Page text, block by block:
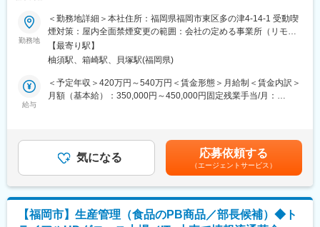
■同社の強み：
◎シュラフ(寝袋)やダウンジャケット、アパレル等の企画/生産/販
売を行う、国内有数のダウンメーカー。 創業80年以上の歴史を誇
る老舗です。
まで、常に最良のモノづくりのために尽力しています。
独自設計の専門機器や優れた技術を持つ「河田フェザー株式会
た設計を用いて、工場で丁寧に縫製しています。
◎近年では、環境に配慮した取り組みとして、お客様の羽毛布団
を他のNANGA製品に仕立て直す「RE: ACT」にも力を入れていま
す。
当社は、「バングラデシュの児童労働をなくすために」アパレル
事業を始めました。
オーガニックコットンのベビー服ブランド「Haruulala organic」
などオリジナルブランドの展開を主軸に、100着からの小ロット
生産が可能なOEM生産事業なども展開しています。
創設背景：『貧困の連鎖を、今、私たちの世代で終わらせよ
当社バングラデシュ工場にて現地生産責任者として、生産効率の
最適化、品質基準の維持向上、適正な在庫管理を主導いただきま
す。現地工場の生産責任者として、「日本品質を担保しながら、
す。
勤務地
＜勤務地詳細＞本社住所：福岡県福岡市東区多の津4-14-1 受動喫
煙対策：屋内全面禁煙変更の範囲：会社の定める事業所（リモー
トワーク含む）
【最寄り駅】
柚須駅、箱崎駅、貝塚駅(福岡県)
給与
＜予定年収＞420万円～540万円＜賃金形態＞月給制＜賃金内訳＞
月額（基本給）：350,000円～450,000円固定残業手当/月：
には月20時間分の固定残業代（46,461円～59,735円）を含みま
す。賃金はあくまでも目安の金額であり、選考を通じて上下する
可能性があります。月給(月額)は固定手当を含めた表記です。
気になる 応募依頼する
（エージェントサービス）
【福岡市】生産管理（食品のPB商品／部長候補）◆ト